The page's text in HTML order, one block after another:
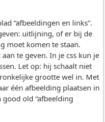
“afbeeldingen en links”.
uitlijning, of er bij de
moet komen te staan.
te geven. In je css kun je
Let op: hij schaalt niet
grootte wel in. Met
één afbeelding plaatsen in
old “afbeelding